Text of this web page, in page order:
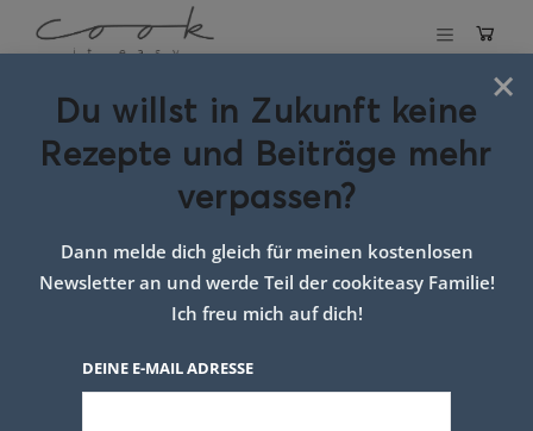
French Brioche
27. MÄRZ 2018
×
Du willst in Zukunft keine
Rezepte und Beiträge mehr
verpassen?
Dann melde dich gleich für meinen kostenlosen
Newsletter an und werde Teil der cookiteasy Familie!
Ich freu mich auf dich!
DEINE E-MAIL ADRESSE